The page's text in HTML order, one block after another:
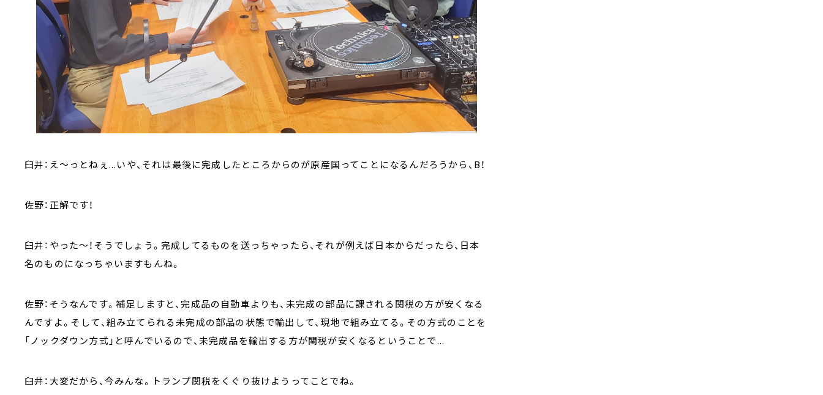
臼井：え～っとねぇ...いや、それは最後に完成したところからのが原産国ってことになるんだろうから、B！
佐野：正解です！
臼井：やった～！そうでしょう。完成してるものを送っちゃったら、それが例えば日本からだったら、日本
名のものになっちゃいますもんね。
佐野：そうなんです。補足しますと、完成品の自動車よりも、未完成の部品に課される関税の方が安くなる
んですよ。そして、組み立てられる未完成の部品の状態で輸出して、現地で組み立てる。その方式のことを
「ノックダウン方式」と呼んでいるので、未完成品を輸出する方が関税が安くなるということで...
臼井：大変だから、今みんな。トランプ関税をくぐり抜けようってことでね。